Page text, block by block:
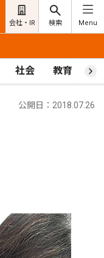
会社・IR 検索 Menu
社会 教育 ス
公開日：2018.07.26